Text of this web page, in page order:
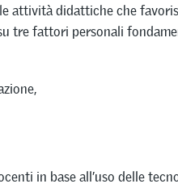
attività didattiche che
tre fattori personali
in base all’uso delle